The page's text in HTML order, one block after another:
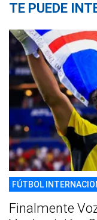
TE PUEDE
FÚTBOL
Finalmente